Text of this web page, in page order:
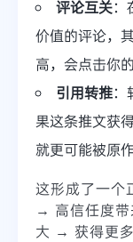
评论互关：
价值的评论，
高，会点击你
引用转推：
果这条推文获
就更可能被原
这形成了一个
→ 高信任度
大 → 获得更